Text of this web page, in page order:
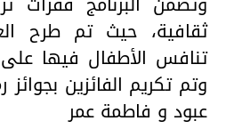
ثقافية، حيث تم طرح
تنافس الأطفال فيها على
وتم تكريم الفائزين
عبود و فاطمة عمر